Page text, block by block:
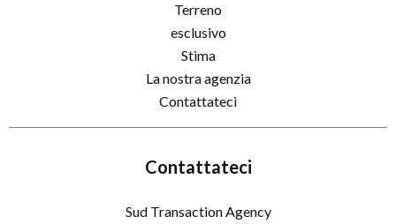
Terreno
esclusivo
Stima
La nostra agenzia
Contattateci
Contattateci
Sud Transaction Agency